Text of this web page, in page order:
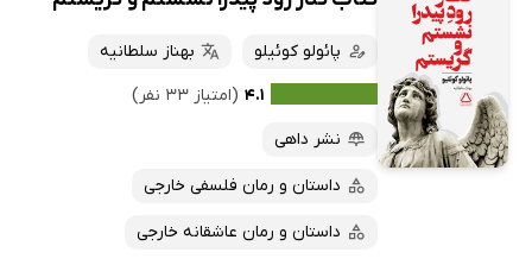
پائولو کوئیلو
بهناز سلطانیه
۴.۱ (امتیاز ۳۳ نفر)
نشر داهی
داستان و رمان فلسفی خارجی
داستان و رمان عاشقانه خارجی